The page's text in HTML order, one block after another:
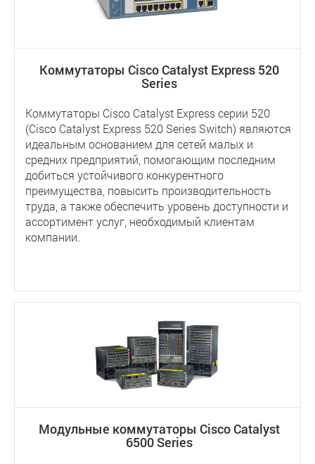
Коммутаторы Cisco Catalyst Express 520
Series
Коммутаторы Cisco Catalyst Express серии 520
(Cisco Catalyst Express 520 Series Switch) являются
идеальным основанием для сетей малых и
средних предприятий, помогающим последним
добиться устойчивого конкурентного
преимущества, повысить производительность
труда, а также обеспечить уровень доступности и
ассортимент услуг, необходимый клиентам
компании.
Модульные коммутаторы Cisco Catalyst
6500 Series